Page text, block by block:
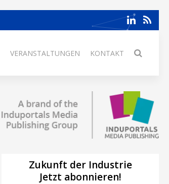
VERANSTALTUNGEN KONTAKT
Zukunft der Industrie
Jetzt abonnieren!